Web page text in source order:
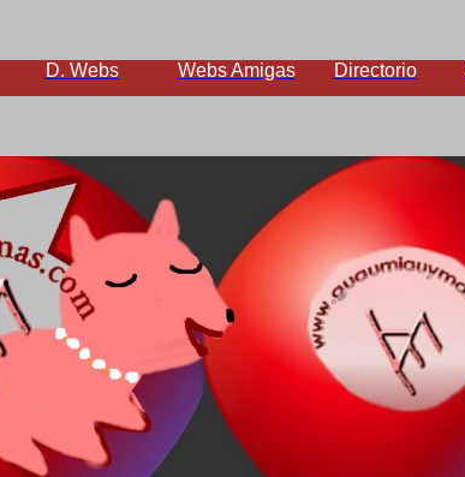
D. Webs Webs Amigas Directorio